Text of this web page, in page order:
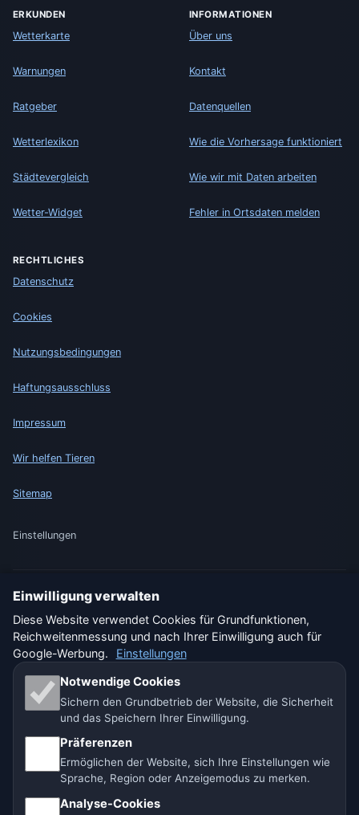
ERKUNDEN
Wetterkarte
Warnungen
Ratgeber
Wetterlexikon
Städtevergleich
Wetter-Widget
INFORMATIONEN
Über uns
Kontakt
Datenquellen
Wie die Vorhersage funktioniert
Wie wir mit Daten arbeiten
Fehler in Ortsdaten melden
RECHTLICHES
Datenschutz
Cookies
Nutzungsbedingungen
Haftungsausschluss
Impressum
Wir helfen Tieren
Sitemap
Einstellungen
🇩🇪 Wetter Deutschland
🇨🇭 Wetter Schweiz
Unsere Wetterseiten:
🇨🇿 Tschechien 🇭🇷 Kroatien 🇧🇬 Bulgarien
🇩🇪🇦🇹🇨🇭 Deutschland / Österreich / Schweiz
🌎 Lateinamerika und Spanien 🇮🇳 Süd- und Südostasien
🌍 Internationales Wetternetzwerk
Einwilligung verwalten
Diese Website verwendet Cookies für Grundfunktionen,
Reichweitenmessung und nach Ihrer Einwilligung auch für
Google-Werbung.
Einstellungen
Notwendige Cookies
Sichern den Grundbetrieb der Website, die Sicherheit
und das Speichern Ihrer Einwilligung.
Präferenzen
Ermöglichen der Website, sich Ihre Einstellungen wie
Sprache, Region oder Anzeigemodus zu merken.
Analyse-Cookies